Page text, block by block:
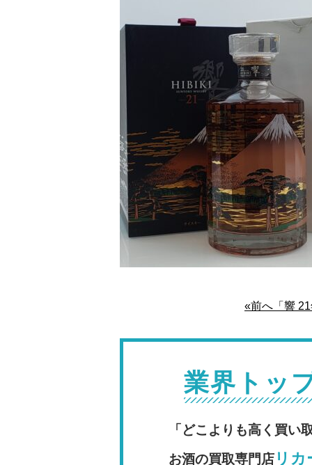
«前へ「響
業界トッ
「どこよりも高く買い
お酒の買取専門店 リカ